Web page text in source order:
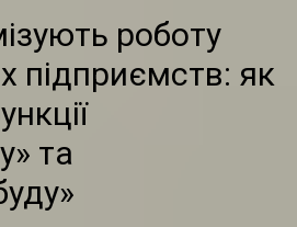
роботу
підприємств: як
та